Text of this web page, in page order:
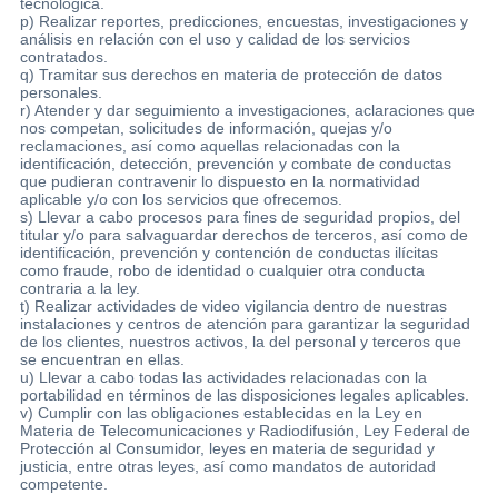
p) Realizar reportes, predicciones, encuestas, investigaciones y
análisis en relación con el uso y calidad de los servicios
contratados.
q) Tramitar sus derechos en materia de protección de datos
personales.
r) Atender y dar seguimiento a investigaciones, aclaraciones que
nos competan, solicitudes de información, quejas y/o
reclamaciones, así como aquellas relacionadas con la
identificación, detección, prevención y combate de conductas
que pudieran contravenir lo dispuesto en la normatividad
aplicable y/o con los servicios que ofrecemos.
s) Llevar a cabo procesos para fines de seguridad propios, del
titular y/o para salvaguardar derechos de terceros, así como de
identificación, prevención y contención de conductas ilícitas
como fraude, robo de identidad o cualquier otra conducta
contraria a la ley.
t) Realizar actividades de video vigilancia dentro de nuestras
instalaciones y centros de atención para garantizar la seguridad
de los clientes, nuestros activos, la del personal y terceros que
se encuentran en ellas.
u) Llevar a cabo todas las actividades relacionadas con la
portabilidad en términos de las disposiciones legales aplicables.
v) Cumplir con las obligaciones establecidas en la Ley en
Materia de Telecomunicaciones y Radiodifusión, Ley Federal de
Protección al Consumidor, leyes en materia de seguridad y
justicia, entre otras leyes, así como mandatos de autoridad
competente.